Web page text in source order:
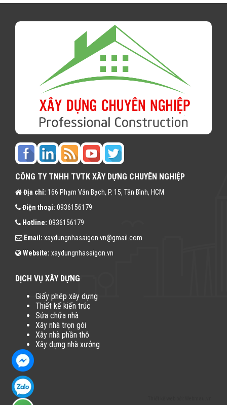
CÔNG TY TNHH TVTK XÂY DỰNG CHUYÊN NGHIỆP
Địa chỉ: 166 Phạm Văn Bạch, P. 15, Tân Bình, HCM
Điện thoại: 0936156179
Hotline: 0936156179
Email: xaydungnhasaigon.vn@gmail.com
Website: xaydungnhasaigon.vn
DỊCH VỤ XÂY DỰNG
Giấy phép xây dựng
Thiết kế kiến trúc
Sửa chữa nhà
Xây nhà trọn gói
Xây nhà phần thô
Xây dựng nhà xưởng